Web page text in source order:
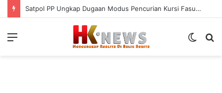
Satpol PP Ungkap Dugaan Modus Pencurian Kursi Fasum Pemkot Surabaya Pakai Ambulans
Menu
Switch